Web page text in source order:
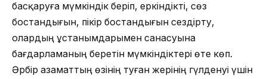
басқаруға мүмкіндік беріп, еркіндікті, сөз
бостандығын, пікір бостандығын сездірту,
олардың ұстанымдарымен санасуына
бағдарламаның беретін мүмкіндіктері өте көп.
Әрбір азаматтың өзінің туған жерінің гүлденуі үшін